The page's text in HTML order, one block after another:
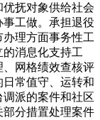
抚对象供给社会
工做。承担退役
理方面事务性工
消息化支持工
网格绩效查核评
常值守、运转和
派的案件和社区
分措置处理案件